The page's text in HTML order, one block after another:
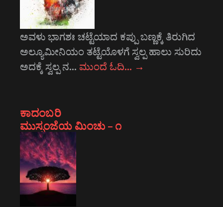
ಅವಳು ಭಾಗಶಃ ಚಟ್ಟೆಯಾದ ಕಪ್ಪು ಬಣ್ಣಕ್ಕೆ ತಿರುಗಿದ
ಅಲ್ಯೂಮೀನಿಯಂ ತಟ್ಟೆಯೊಳಗೆ ಸ್ವಲ್ಪ ಹಾಲು ಸುರಿದು
ಅದಕ್ಕೆ ಸ್ವಲ್ಪ ನ… ಮುಂದೆ ಓದಿ… →
ಕಾದಂಬರಿ
ಮುಸ್ಸಂಜೆಯ ಮಿಂಚು – ೧